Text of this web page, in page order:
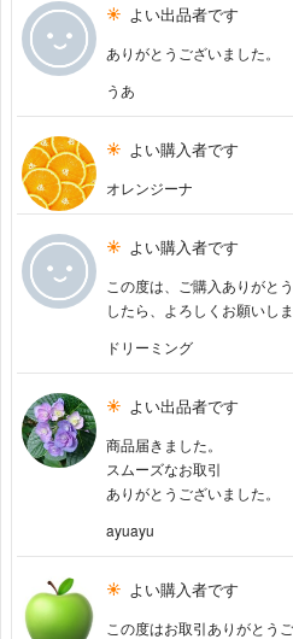
よい出品者です
ありがとうございました。
うあ
よい購入者です
オレンジーナ
よい購入者です
この度は、ご購入ありがと
したら、よろしくお願いしま
ドリーミング
よい出品者です
商品届きました。
スムーズなお取引
ありがとうございました。
ayuayu
よい購入者です
この度はお取引ありがとう